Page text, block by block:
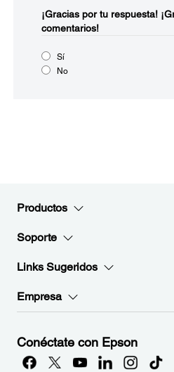
¡Gracias por tu respuesta!
comentarios!
Sí
No
Productos
Soporte
Links Sugeridos
Empresa
Conéctate con Epson